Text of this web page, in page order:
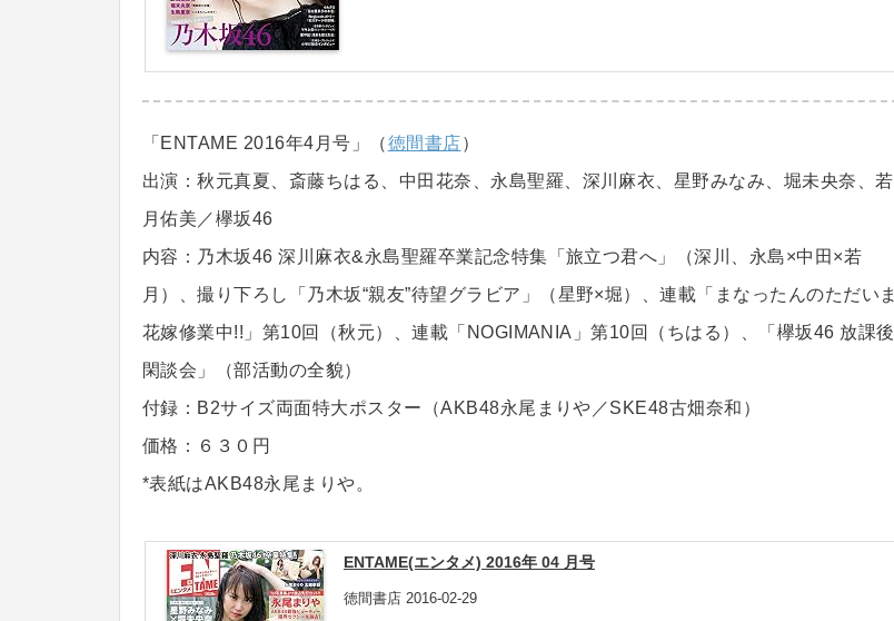
「ENTAME 2016年4月号」（徳間書店）
出演：秋元真夏、斎藤ちはる、中田花奈、永島聖羅、深川麻衣、星野みなみ、堀未央奈、若
月佑美／欅坂46
内容：乃木坂46 深川麻衣&永島聖羅卒業記念特集「旅立つ君へ」（深川、永島×中田×若
月）、撮り下ろし「乃木坂“親友”待望グラビア」（星野×堀）、連載「まなったんのただいま
花嫁修業中!!」第10回（秋元）、連載「NOGIMANIA」第10回（ちはる）、「欅坂46 放課後
閑談会」（部活動の全貌）
付録：B2サイズ両面特大ポスター（AKB48永尾まりや／SKE48古畑奈和）
価格：６３０円
*表紙はAKB48永尾まりや。
ENTAME(エンタメ) 2016年 04 月号
徳間書店 2016-02-29